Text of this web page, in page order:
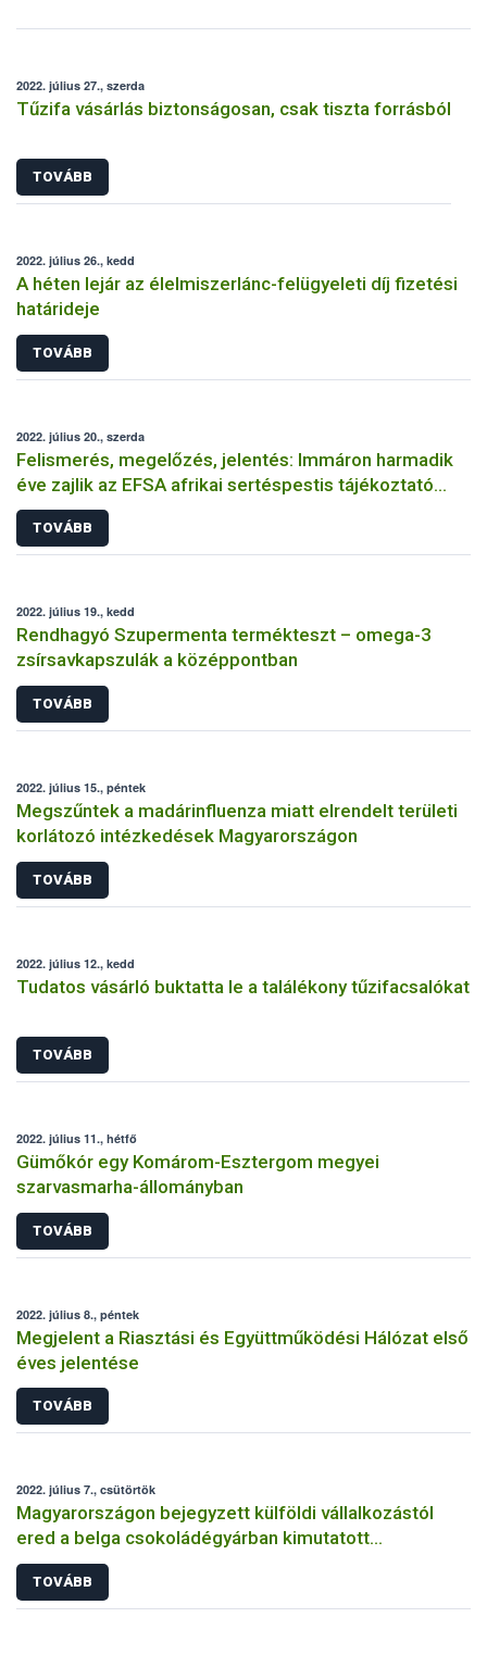
2022. július 27., szerda
Tűzifa vásárlás biztonságosan, csak tiszta forrásból
TOVÁBB
2022. július 26., kedd
A héten lejár az élelmiszerlánc-felügyeleti díj fizetési
határideje
TOVÁBB
2022. július 20., szerda
Felismerés, megelőzés, jelentés: Immáron harmadik
éve zajlik az EFSA afrikai sertéspestis tájékoztató
kampánya
TOVÁBB
2022. július 19., kedd
Rendhagyó Szupermenta termékteszt – omega-3
zsírsavkapszulák a középpontban
TOVÁBB
2022. július 15., péntek
Megszűntek a madárinfluenza miatt elrendelt területi
korlátozó intézkedések Magyarországon
TOVÁBB
2022. július 12., kedd
Tudatos vásárló buktatta le a találékony tűzifacsalókat
TOVÁBB
2022. július 11., hétfő
Gümőkór egy Komárom-Esztergom megyei
szarvasmarha-állományban
TOVÁBB
2022. július 8., péntek
Megjelent a Riasztási és Együttműködési Hálózat első
éves jelentése
TOVÁBB
2022. július 7., csütörtök
Magyarországon bejegyzett külföldi vállalkozástól
ered a belga csokoládégyárban kimutatott
szalmonella-fertőzés
TOVÁBB